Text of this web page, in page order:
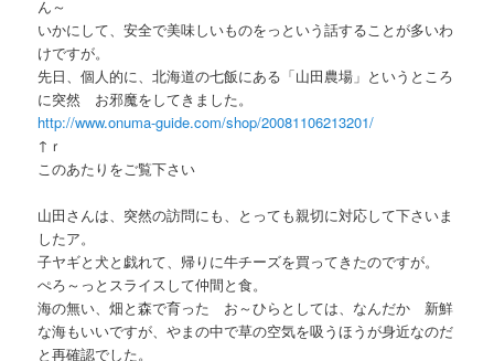
ん～
いかにして、安全で美味しいものをっという話することが多いわ
けですが。
先日、個人的に、北海道の七飯にある「山田農場」というところ
に突然 お邪魔をしてきました。
http://www.onuma-guide.com/shop/20081106213201/
↑ｒ
このあたりをご覧下さい
山田さんは、突然の訪問にも、とっても親切に対応して下さいま
したア。
子ヤギと犬と戯れて、帰りに牛チーズを買ってきたのですが。
ぺろ～っとスライスして仲間と食。
海の無い、畑と森で育った お～ひらとしては、なんだか 新鮮
な海もいいですが、やまの中で草の空気を吸うほうが身近なのだ
と再確認でした。